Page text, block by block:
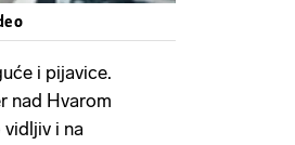
i pijavice.
nad Hvarom
i na